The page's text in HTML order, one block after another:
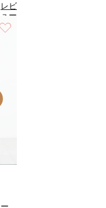
レビ
ュー
を見
る